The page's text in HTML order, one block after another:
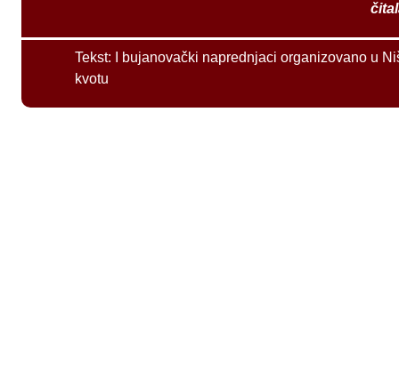
Tekst:
I bujanovački naprednjaci organizovano u
kvotu